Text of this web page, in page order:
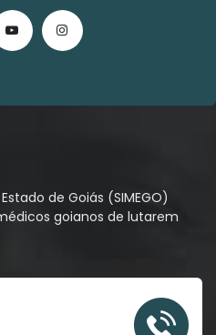
de Goiás (SIMEGO)
goianos de lutarem